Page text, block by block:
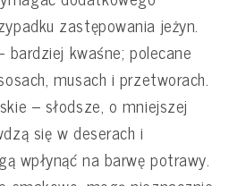
zastępowania jeżyn.
bardziej kwaśne; polecane
musach i przetworach.
– słodsze, o mniejszej
się w deserach i
wpłynąć na barwę potrawy.